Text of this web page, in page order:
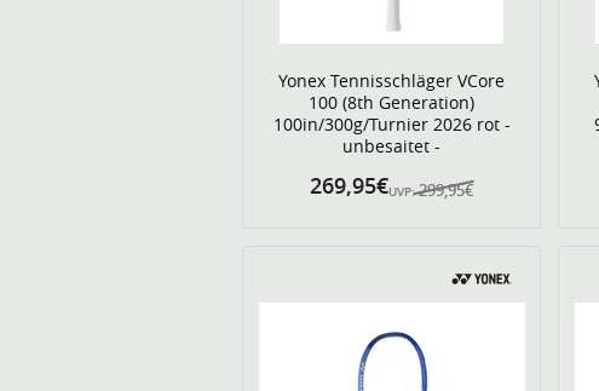
Yonex Tennisschläger VCore
100 (8th Generation)
100in/300g/Turnier 2026 rot -
unbesaitet -
UVP: 299,95€
269,95€